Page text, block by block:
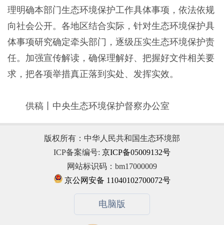
理明确本部门生态环境保护工作具体事项，依法依规
向社会公开。各地区结合实际，针对生态环境保护具
体事项研究确定牵头部门，逐级压实生态环境保护责
任。加强宣传解读，确保理解好、把握好文件相关要
求，把各项举措真正落到实处、发挥实效。
供稿丨中央生态环境保护督察办公室
版权所有：中华人民共和国生态环境部
ICP备案编号: 京ICP备05009132号
网站标识码：bm17000009
京公网安备 11040102700072号
电脑版